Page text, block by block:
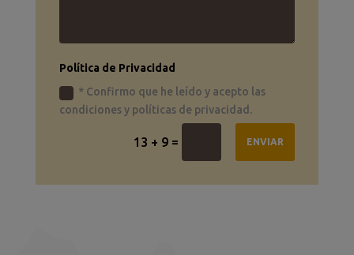
Política de Privacidad
* Confirmo que he leído y acepto las
condiciones y políticas de privacidad.
13 + 9 = ENVIAR